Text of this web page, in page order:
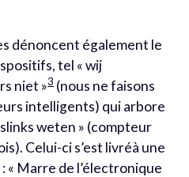
dénoncent également le
tel « wij
niet »3 (nous ne faisons
intelligents) qui arbore
weten » (compteur
Celui-ci s’est livréà une
« Marre de l’électronique